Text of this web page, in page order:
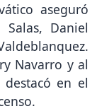
aseguró
Daniel
Navarro y al
en el